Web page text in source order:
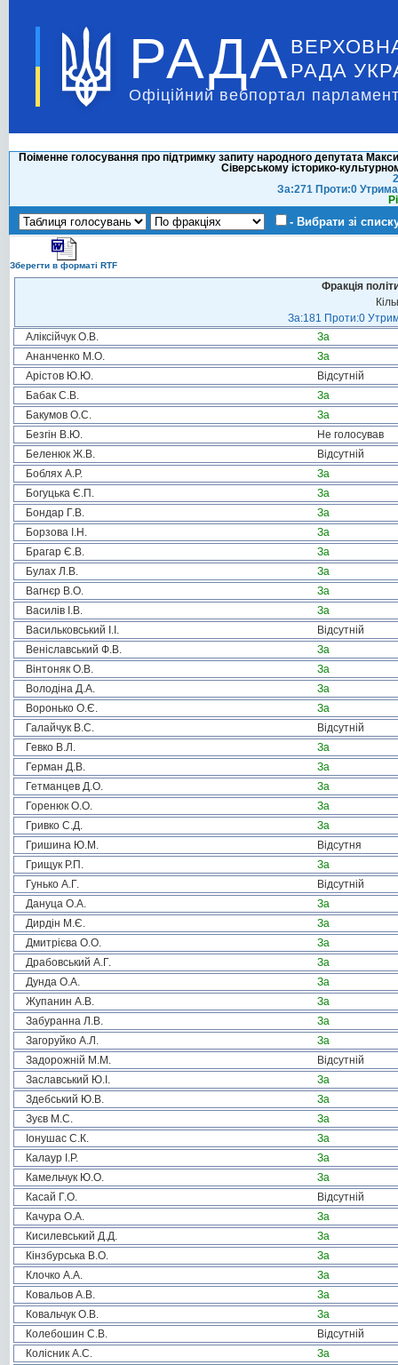
РАДА РАДА
Офіційний вебпортал
Поіменне голосування про підтримку запиту народного депутата
Сіверському історико-
За:271 Проти:0
- Вибрати зі
Зберегти в форматі RTF
Фракція
За:181 Проти:0
Аліксійчук О.В.
За
Ананченко М.О.
За
Арістов Ю.Ю.
Відсутній
Бабак С.В.
За
Бакумов О.С.
За
Безгін В.Ю.
Не голосував
Беленюк Ж.В.
Відсутній
Боблях А.Р.
За
Богуцька Є.П.
За
Бондар Г.В.
За
Борзова І.Н.
За
Брагар Є.В.
За
Булах Л.В.
За
Вагнєр В.О.
За
Василів І.В.
За
Васильковський І.І.
Відсутній
Веніславський Ф.В.
За
Вінтоняк О.В.
За
Володіна Д.А.
За
Воронько О.Є.
За
Галайчук В.С.
Відсутній
Гевко В.Л.
За
Герман Д.В.
За
Гетманцев Д.О.
За
Горенюк О.О.
За
Гривко С.Д.
За
Гришина Ю.М.
Відсутня
Грищук Р.П.
За
Гунько А.Г.
Відсутній
Дануца О.А.
За
Дирдін М.Є.
За
Дмитрієва О.О.
За
Драбовський А.Г.
За
Дунда О.А.
За
Жупанин А.В.
За
Забуранна Л.В.
За
Загоруйко А.Л.
За
Задорожній М.М.
Відсутній
Заславський Ю.І.
За
Здебський Ю.В.
За
Зуєв М.С.
За
Іонушас С.К.
За
Калаур І.Р.
За
Камельчук Ю.О.
За
Касай Г.О.
Відсутній
Качура О.А.
За
Кисилевський Д.Д.
За
Кінзбурська В.О.
За
Клочко А.А.
За
Ковальов А.В.
За
Ковальчук О.В.
За
Колебошин С.В.
Відсутній
Колісник А.С.
За